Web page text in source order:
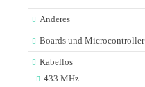
Anderes
Boards und Microcontroller
Kabellos
433 MHz